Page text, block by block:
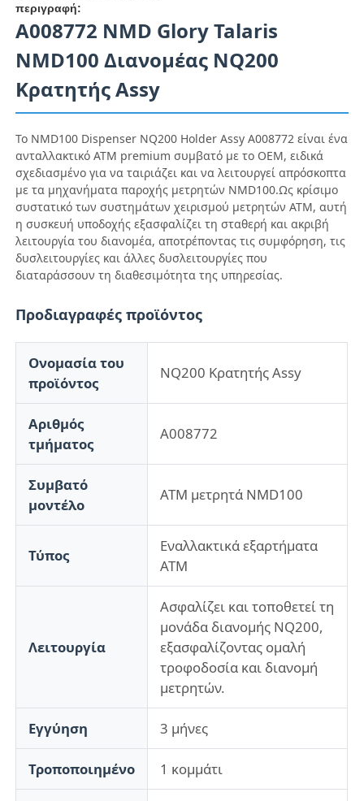
Προϊόντα
Βίντεο
Σχετικά με εμάς
Ποιοτικός έλεγχος
Όλες οι περιπτώσεις
Ζητήστε ένα απόσπασμα
περιγραφή:
Α008772 NMD Glory Talaris
NMD100 Διανομέας NQ200
Κρατητής Assy
Το NMD100 Dispenser NQ200 Holder Assy A008772 είναι ένα
ανταλλακτικό ΑΤΜ premium συμβατό με το OEM, ειδικά
σχεδιασμένο για να ταιριάζει και να λειτουργεί απρόσκοπτα
με τα μηχανήματα παροχής μετρητών NMD100.Ως κρίσιμο
συστατικό των συστημάτων χειρισμού μετρητών ATM, αυτή
η συσκευή υποδοχής εξασφαλίζει τη σταθερή και ακριβή
λειτουργία του διανομέα, αποτρέποντας τις συμφόρηση, τις
δυσλειτουργίες και άλλες δυσλειτουργίες που
διαταράσσουν τη διαθεσιμότητα της υπηρεσίας.
Προδιαγραφές προϊόντος
Ονομασία του
προϊόντος
NQ200 Κρατητής Assy
Αριθμός
τμήματος
Α008772
Συμβατό
μοντέλο
ΑΤΜ μετρητά NMD100
Τύπος
Εναλλακτικά εξαρτήματα
ΑΤΜ
Λειτουργία
Ασφαλίζει και τοποθετεί τη
μονάδα διανομής NQ200,
εξασφαλίζοντας ομαλή
τροφοδοσία και διανομή
μετρητών.
Εγγύηση 3 μήνες
Τροποποιημένο 1 κομμάτι